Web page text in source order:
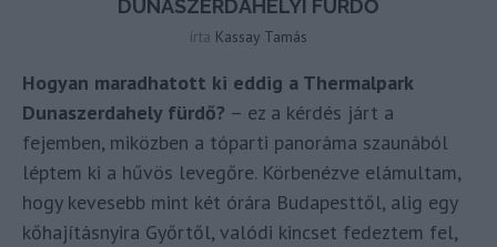
DUNASZERDAHELYI FÜRDŐ
írta Kassay Tamás
Hogyan maradhatott ki eddig a Thermalpark
Dunaszerdahely fürdő? – ez a kérdés járt a
fejemben, miközben a tóparti panoráma szaunából
léptem ki a hűvös levegőre. Körbenézve elámultam,
hogy kevesebb mint két órára Budapesttől, alig egy
kőhajításnyira Győrtől, valódi kincset fedeztem fel,